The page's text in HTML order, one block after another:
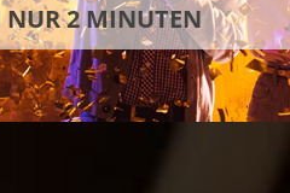
NUR 2 MINUTEN